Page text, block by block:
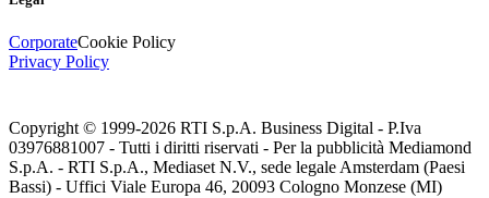
CorporateCookie Policy
Privacy Policy
Copyright © 1999-2026 RTI S.p.A. Business Digital - P.Iva
03976881007 - Tutti i diritti riservati - Per la pubblicità Mediamond
S.p.A. - RTI S.p.A., Mediaset N.V., sede legale Amsterdam (Paesi
Bassi) - Uffici Viale Europa 46, 20093 Cologno Monzese (MI)